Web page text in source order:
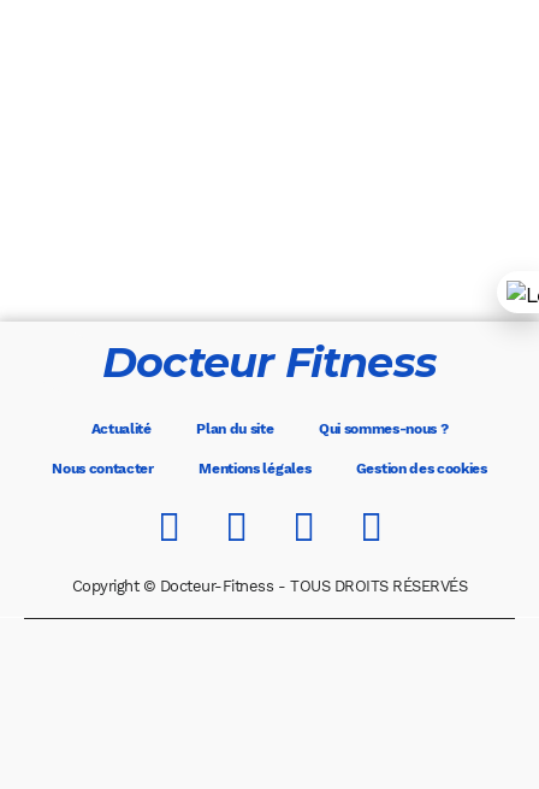
Docteur Fitness
Actualité Plan du site Qui sommes-nous ?
Nous contacter Mentions légales Gestion des cookies
Copyright © Docteur-Fitness - TOUS DROITS RÉSERVÉS